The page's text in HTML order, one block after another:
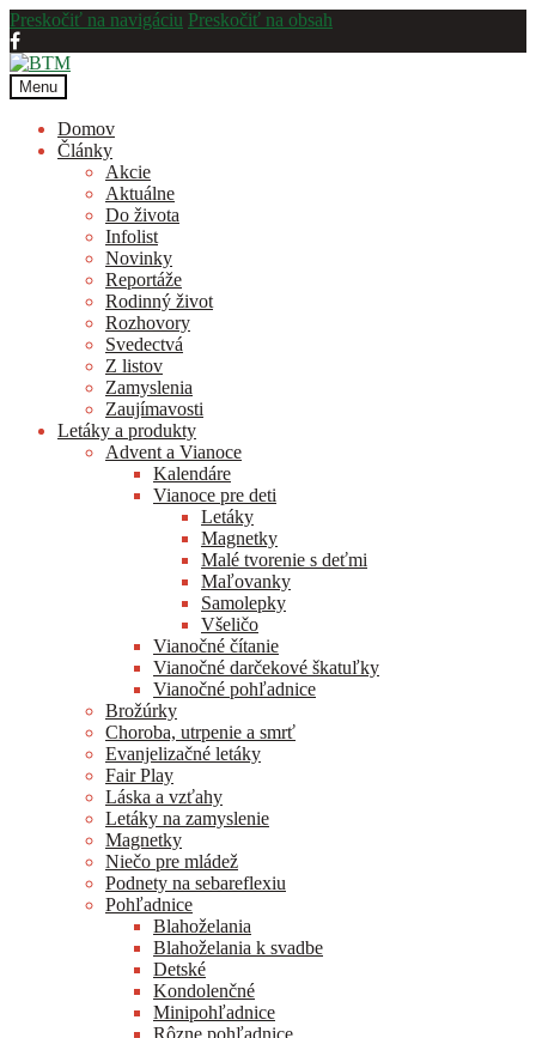
Preskočiť na navigáciu Preskočiť na obsah
Menu
Domov
Články
Akcie
Aktuálne
Do života
Infolist
Novinky
Reportáže
Rodinný život
Rozhovory
Svedectvá
Z listov
Zamyslenia
Zaujímavosti
Letáky a produkty
Advent a Vianoce
Kalendáre
Vianoce pre deti
Letáky
Magnetky
Malé tvorenie s deťmi
Maľovanky
Samolepky
Všeličo
Vianočné čítanie
Vianočné darčekové škatuľky
Vianočné pohľadnice
Brožúrky
Choroba, utrpenie a smrť
Evanjelizačné letáky
Fair Play
Láska a vzťahy
Letáky na zamyslenie
Magnetky
Niečo pre mládež
Podnety na sebareflexiu
Pohľadnice
Blahoželania
Blahoželania k svadbe
Detské
Kondolenčné
Minipohľadnice
Rôzne pohľadnice